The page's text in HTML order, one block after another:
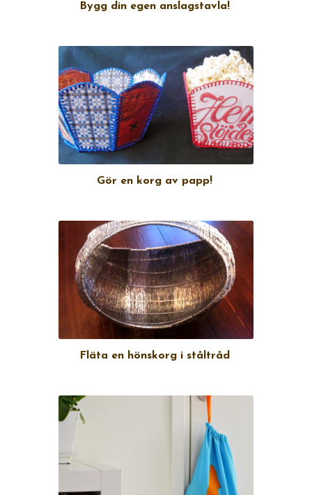
Bygg din egen anslagstavla!
Gör en korg av papp!
Fläta en hönskorg i ståltråd